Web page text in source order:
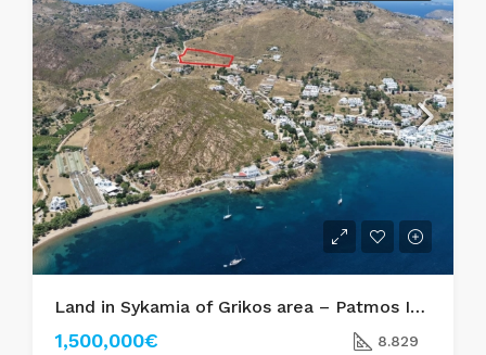
Land in Sykamia of Grikos area – Patmos Island
1,500,000€ 8.829